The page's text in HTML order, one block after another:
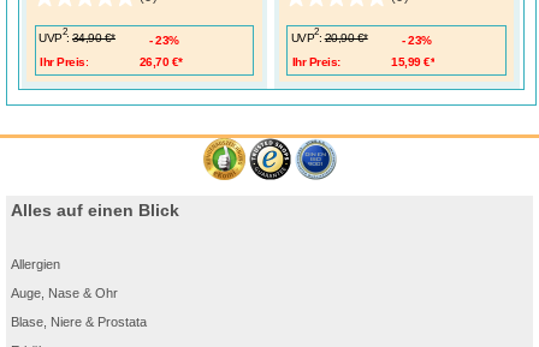
UVP
2
: 34,90 €*
Ihr Preis:
26,70 €*
23% UVP
2
: 20,90 €*
Ihr Preis:
15,99 €*
23%
Alles auf einen Blick
Allergien
Auge, Nase & Ohr
Blase, Niere & Prostata